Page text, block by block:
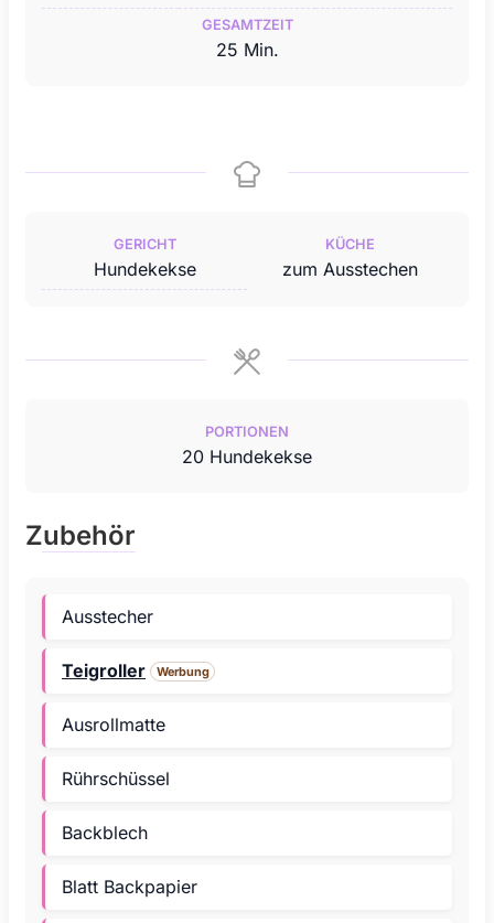
GESAMTZEIT
25Minuten
Min.
GERICHT
Hundekekse
KÜCHE
zum Ausstechen
PORTIONEN
20 Hundekekse
Zubehör
Ausstecher
Teigroller Werbung
Ausrollmatte
Rührschüssel
Backblech
Blatt Backpapier